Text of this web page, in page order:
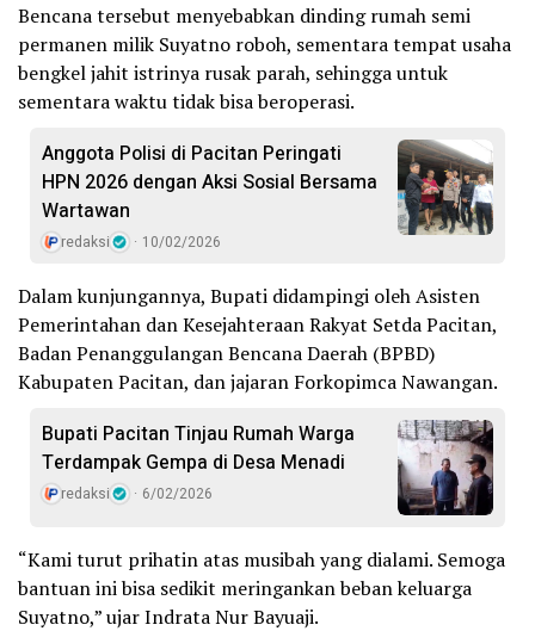
Bencana tersebut menyebabkan dinding rumah semi
permanen milik Suyatno roboh, sementara tempat usaha
bengkel jahit istrinya rusak parah, sehingga untuk
sementara waktu tidak bisa beroperasi.
Anggota Polisi di Pacitan Peringati
HPN 2026 dengan Aksi Sosial Bersama
Wartawan
redaksi 10/02/2026
Dalam kunjungannya, Bupati didampingi oleh Asisten
Pemerintahan dan Kesejahteraan Rakyat Setda Pacitan,
Badan Penanggulangan Bencana Daerah (BPBD)
Kabupaten Pacitan, dan jajaran Forkopimca Nawangan.
Bupati Pacitan Tinjau Rumah Warga
Terdampak Gempa di Desa Menadi
redaksi 6/02/2026
“Kami turut prihatin atas musibah yang dialami. Semoga
bantuan ini bisa sedikit meringankan beban keluarga
Suyatno,” ujar Indrata Nur Bayuaji.